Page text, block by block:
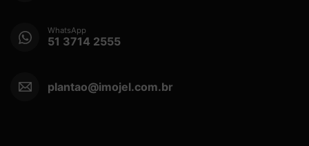
WhatsApp
51 3714 2555
plantao@imojel.com.br